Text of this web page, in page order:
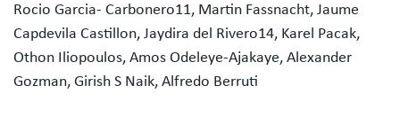
Rocio Garcia- Carbonero11, Martin Fassnacht, Jaume
Capdevila Castillon, Jaydira del Rivero14, Karel Pacak,
Othon Iliopoulos, Amos Odeleye-Ajakaye, Alexander
Gozman, Girish S Naik, Alfredo Berruti